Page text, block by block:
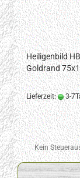
Heiligenbild
Goldrand
Lieferzeit: 3-
Kein